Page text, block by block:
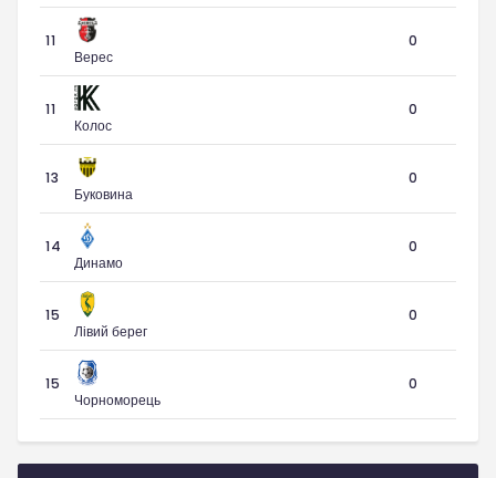
11
Верес
0
11
Колос
0
13
Буковина
0
14
Динамо
0
15
Лівий берег
0
15
Чорноморець
0